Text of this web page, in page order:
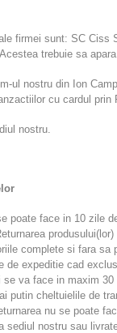
firmei sunt: SC Ciss
trebuie sa
ul nostru din Ion
cu cardul prin
nostru.
poate face in 10 zile
complete si fara sa
de expeditie cad
se va face in maxim
putin cheltuielile de
nu se poate
sediul nostru sau